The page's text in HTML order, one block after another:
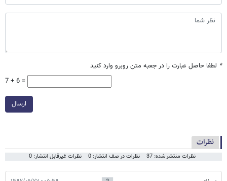
* لطفا حاصل عبارت را در جعبه متن روبرو وارد کنید
7 + 6 =
ارسال
نظرات
نظرات منتشر شده: 37 نظرات در صف انتشار: 0 نظرات غیرقابل انتشار: 0